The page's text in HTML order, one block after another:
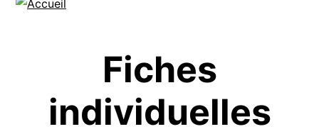
Fiches
individuelles